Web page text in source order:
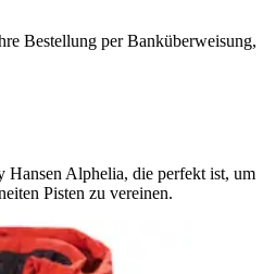
Bestellung per Banküberweisung,
Hansen Alphelia, die perfekt ist, um
Pisten zu vereinen.